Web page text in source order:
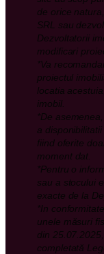
de orice
SRL sau
Dezvoltatorii
modificari
*Va
proiectul
locatia
imobil.
*De
a
fiind oferite
moment dat.
*Pentru o
sau a stocului
exacte de la
*In
unele măsuri
din
completată